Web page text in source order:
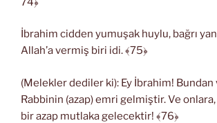
İbrahim cidden yumuşak huylu, bağrı
Allah’a vermiş biri idi. ﴾75﴿
(Melekler dediler ki): Ey İbrahim! Bundan
Rabbinin (azap) emri gelmiştir. Ve
bir azap mutlaka gelecektir! ﴾76﴿